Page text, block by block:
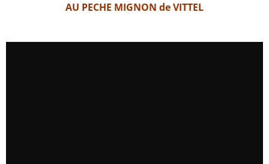
AU PECHE MIGNON de VITTEL